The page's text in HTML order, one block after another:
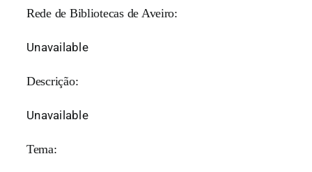
Rede de Bibliotecas de Aveiro:
Unavailable
Descrição:
Unavailable
Tema: